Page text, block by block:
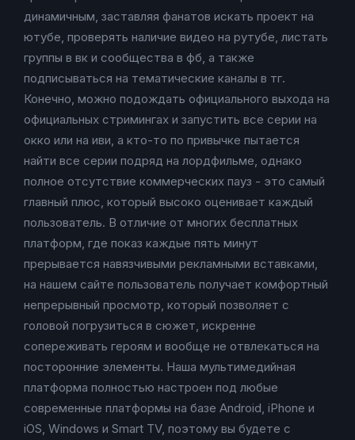
динамичным, заставляя фанатов искать проект на
ютубе, проверять наличие видео на рутубе, листать
группы в вк и сообщества в фб, а также
подписываться на тематические каналы в тг.
Конечно, можно подождать официального выхода на
официальных стримингах и запустить все серии на
окко или на иви, а кто-то по привычке пытается
найти все серии подряд на лордфильме, однако
полное отсутствие коммерческих пауз - это самый
главный плюс, который высоко оценивает каждый
пользователь. В отличие от многих бесплатных
платформ, где показ каждые пять минут
прерывается навязчивыми рекламными вставками,
на нашем сайте пользователь получает комфортный
непрерывный просмотр, который позволяет с
головой погрузиться в сюжет, искренне
сопереживать героям и вообще не отвлекаться на
посторонние элементы. Наша мультимедийная
платформа полностью настроен под любые
современные платформы на базе Android, iPhone и
iOS, Windows и Smart TV, поэтому вы будете с